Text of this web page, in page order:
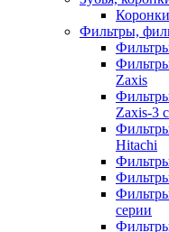
Фильтры,
Zaxis
Zaxis-3
Hitachi
серии